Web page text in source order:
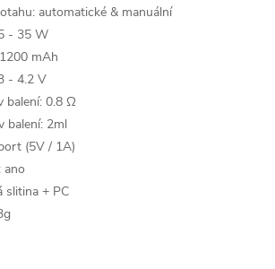
automatické & manuální
- 35 W
mAh
- 4.2 V
balení: 0.8 Ω
balení: 2ml
(5V / 1A)
ano
slitina + PC